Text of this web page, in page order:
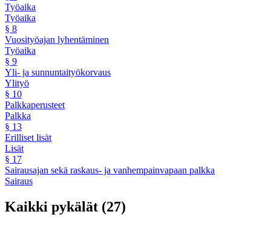
Työaika
Työaika
§ 8
Vuosityöajan lyhentäminen
Työaika
§ 9
Yli- ja sunnuntaityökorvaus
Ylityö
§ 10
Palkkaperusteet
Palkka
§ 13
Erilliset lisät
Lisät
§ 17
Sairausajan sekä raskaus- ja vanhempainvapaan palkka
Sairaus
Kaikki pykälät (27)